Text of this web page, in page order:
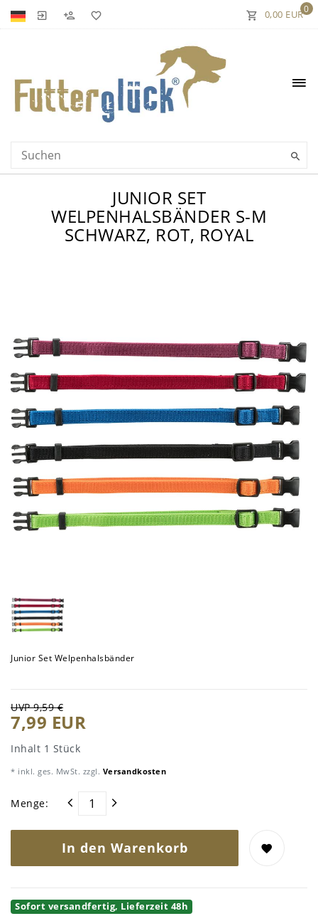
0
0,00 EUR
JUNIOR SET
WELPENHALSBÄNDER S-M
SCHWARZ, ROT, ROYAL
Junior Set Welpenhalsbänder
UVP 9,59 €
7,99 EUR
Inhalt 1 Stück
* inkl. ges. MwSt. zzgl. Versandkosten
Menge:
In den Warenkorb
Sofort versandfertig, Lieferzeit 48h